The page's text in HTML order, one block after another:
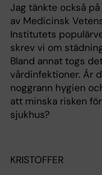
Jag tänkte också
av Medicinsk
Institutets
skrev vi om
Bland annat togs
vårdinfektioner. Är
noggrann hygien
att minska risken
sjukhus?
KRISTOFFER